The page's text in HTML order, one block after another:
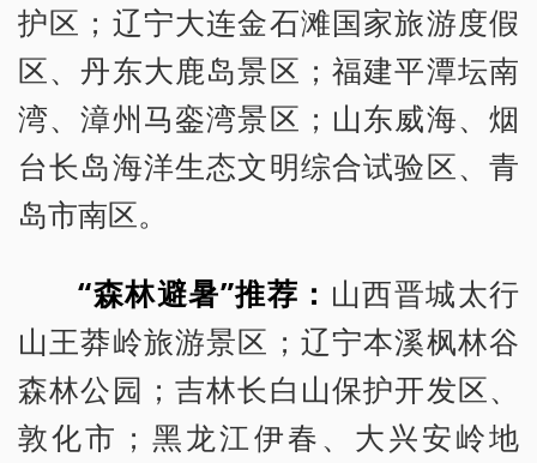
护区；辽宁大连金石滩国家旅游度假
区、丹东大鹿岛景区；福建平潭坛南
湾、漳州马銮湾景区；山东威海、烟
台长岛海洋生态文明综合试验区、青
岛市南区。
“森林避暑”推荐： 山西晋城太行
山王莽岭旅游景区；辽宁本溪枫林谷
森林公园；吉林长白山保护开发区、
敦化市；黑龙江伊春、大兴安岭地